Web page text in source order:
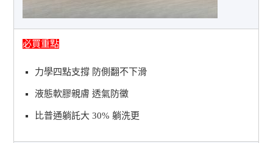
必買重點
力學四點支撐 防側翻不下滑
液態軟膠親膚 透氣防黴
比普通躺託大 30% 躺洗更